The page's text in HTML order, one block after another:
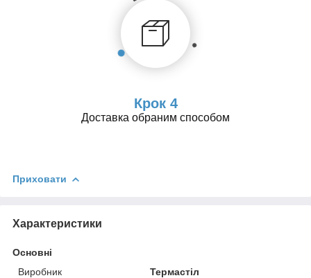
Крок 4
Доставка обраним способом
Приховати
Характеристики
Основні
Виробник
Термастіл